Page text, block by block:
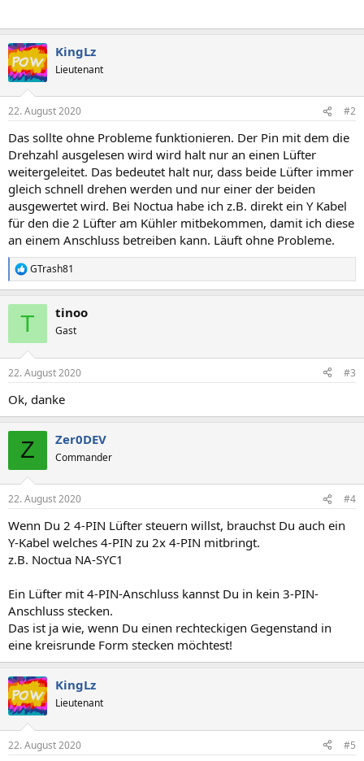
KingLz
Lieutenant
22. August 2020 #2
Das sollte ohne Probleme funktionieren. Der Pin mit dem die
Drehzahl ausgelesen wird wird halt nur an einen Lüfter
weitergeleitet. Das bedeutet halt nur, dass beide Lüfter immer
gleich schnell drehen werden und nur einer der beiden
ausgewertet wird. Bei Noctua habe ich z.B. direkt ein Y Kabel
für den die 2 Lüfter am Kühler mitbekommen, damit ich diese
an einem Anschluss betreiben kann. Läuft ohne Probleme.
R
e
e
:
GTrash81
T tinoo
Gast
22. August 2020 #3
Ok, danke
Z Zer0DEV
Commander
22. August 2020 #4
Wenn Du 2 4-PIN Lüfter steuern willst, brauchst Du auch ein
Y-Kabel welches 4-PIN zu 2x 4-PIN mitbringt.
z.B. Noctua NA-SYC1
Ein Lüfter mit 4-PIN-Anschluss kannst Du in kein 3-PIN-
Anschluss stecken.
Das ist ja wie, wenn Du einen rechteckigen Gegenstand in
eine kreisrunde Form stecken möchtest!
KingLz
Lieutenant
22. August 2020 #5